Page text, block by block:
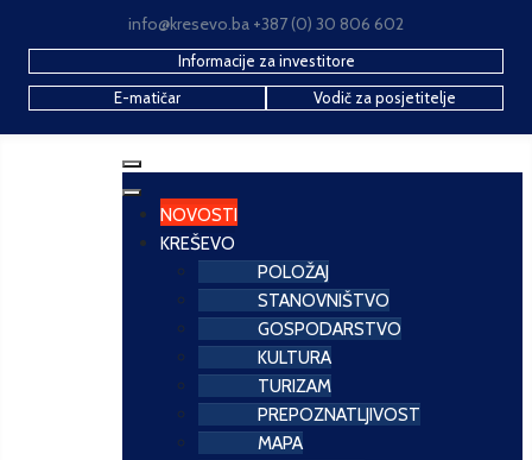
info@kresevo.ba +387 (0) 30 806 602
Informacije za investitore
E-matičar
Vodič za posjetitelje
NOVOSTI
KREŠEVO
POLOŽAJ
STANOVNIŠTVO
GOSPODARSTVO
KULTURA
TURIZAM
PREPOZNATLJIVOST
MAPA